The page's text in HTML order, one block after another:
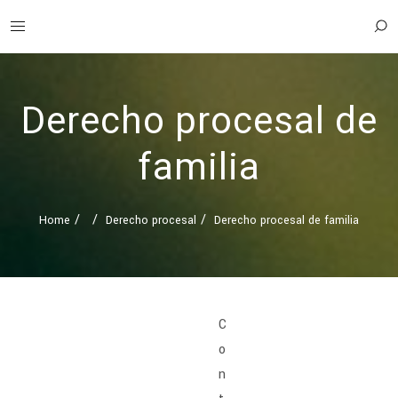
Derecho procesal de
familia
Home Derecho procesal Derecho procesal de familia
C
o
n